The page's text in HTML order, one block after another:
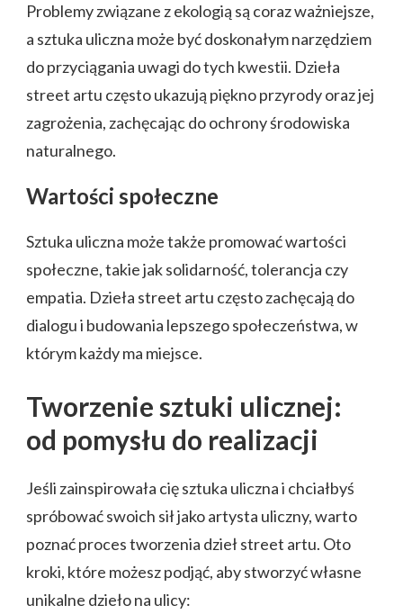
Problemy związane z ekologią są coraz ważniejsze,
a sztuka uliczna może być doskonałym narzędziem
do przyciągania uwagi do tych kwestii. Dzieła
street artu często ukazują piękno przyrody oraz jej
zagrożenia, zachęcając do ochrony środowiska
naturalnego.
Wartości społeczne
Sztuka uliczna może także promować wartości
społeczne, takie jak solidarność, tolerancja czy
empatia. Dzieła street artu często zachęcają do
dialogu i budowania lepszego społeczeństwa, w
którym każdy ma miejsce.
Tworzenie sztuki ulicznej:
od pomysłu do realizacji
Jeśli zainspirowała cię sztuka uliczna i chciałbyś
spróbować swoich sił jako artysta uliczny, warto
poznać proces tworzenia dzieł street artu. Oto
kroki, które możesz podjąć, aby stworzyć własne
unikalne dzieło na ulicy: